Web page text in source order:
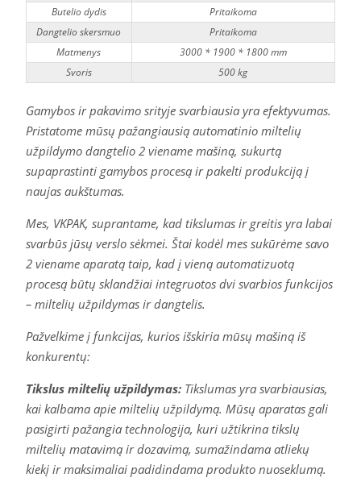
Butelio dydis
Pritaikoma
Dangtelio skersmuo
Pritaikoma
Matmenys
3000 * 1900 * 1800 mm
Svoris
500 kg
Gamybos ir pakavimo srityje svarbiausia yra efektyvumas.
Pristatome mūsų pažangiausią automatinio miltelių
užpildymo dangtelio 2 viename mašiną, sukurtą
supaprastinti gamybos procesą ir pakelti produkciją į
naujas aukštumas.
Mes, VKPAK, suprantame, kad tikslumas ir greitis yra labai
svarbūs jūsų verslo sėkmei. Štai kodėl mes sukūrėme savo
2 viename aparatą taip, kad į vieną automatizuotą
procesą būtų sklandžiai integruotos dvi svarbios funkcijos
– miltelių užpildymas ir dangtelis.
Pažvelkime į funkcijas, kurios išskiria mūsų mašiną iš
konkurentų:
Tikslus miltelių užpildymas:Tikslumas yra svarbiausias,
kai kalbama apie miltelių užpildymą. Mūsų aparatas gali
pasigirti pažangia technologija, kuri užtikrina tikslų
miltelių matavimą ir dozavimą, sumažindama atliekų
kiekį ir maksimaliai padidindama produkto nuoseklumą.